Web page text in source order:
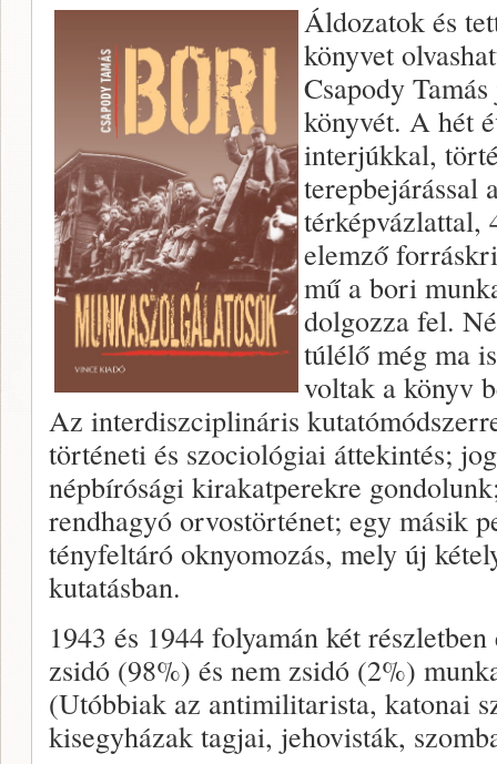
Áldozatok és
könyvet
Csapody
könyvét. A hét
interjúkkal,
terepbejárással
térképvázlattal,
elemző
mű a bori
dolgozza fel.
túlélő még ma
voltak a könyv
Az interdiszciplináris
történeti és szociológiai áttekintés;
népbírósági kirakatperekre
rendhagyó orvostörténet; egy másik
tényfeltáró oknyomozás, mely új
kutatásban.
1943 és 1944 folyamán két
zsidó (98%) és nem zsidó (2%)
(Utóbbiak az antimilitarista, katonai
kisegyházak tagjai, jehovisták,